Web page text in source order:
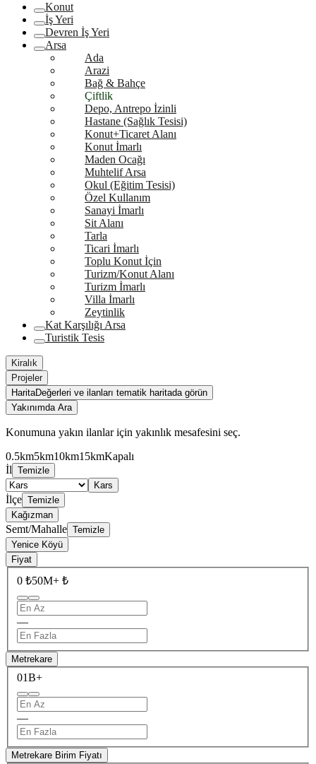
Konut
İş Yeri
Devren İş Yeri
Arsa
Ada
Arazi
Bağ & Bahçe
Çiftlik
Depo, Antrepo İzinli
Hastane (Sağlık Tesisi)
Konut+Ticaret Alanı
Konut İmarlı
Maden Ocağı
Muhtelif Arsa
Okul (Eğitim Tesisi)
Özel Kullanım
Sanayi İmarlı
Sit Alanı
Tarla
Ticari İmarlı
Toplu Konut İçin
Turizm/Konut Alanı
Turizm İmarlı
Villa İmarlı
Zeytinlik
Kat Karşılığı Arsa
Turistik Tesis
Kiralık
Projeler
HaritaDeğerleri ve ilanları tematik haritada görün
Yakınımda Ara
Konumuna yakın ilanlar için yakınlık mesafesini seç.
0.5km5km10km15kmKapalı
İl Temizle
Kars
İlçe Temizle
Kağızman
Semt/Mahalle Temizle
Yenice Köyü
Fiyat
0 ₺50M+ ₺
—
Metrekare
01B+
—
Metrekare Birim Fiyatı